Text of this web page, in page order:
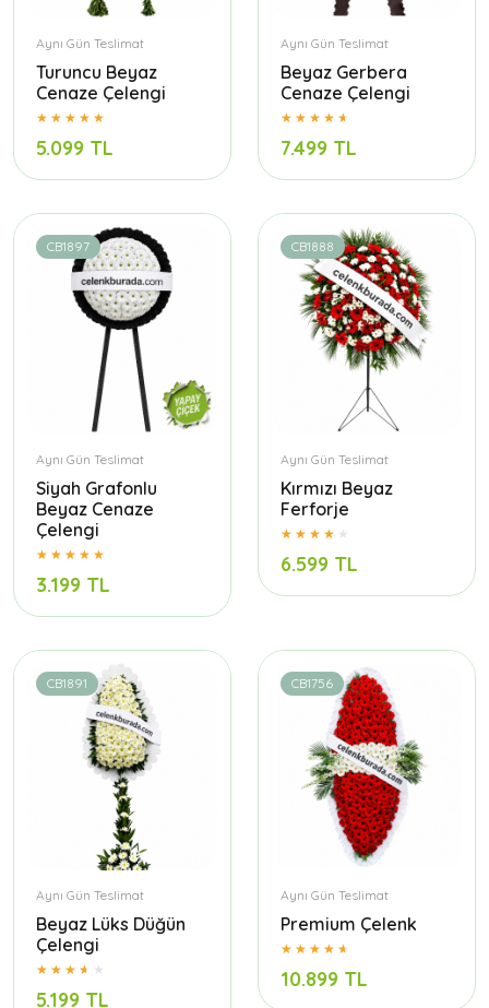
Aynı Gün Teslimat
Turuncu Beyaz
Cenaze Çelengi
5.099 TL
Aynı Gün Teslimat
Beyaz Gerbera
Cenaze Çelengi
7.499 TL
CB1897
Aynı Gün Teslimat
Siyah Grafonlu
Beyaz Cenaze
Çelengi
3.199 TL
CB1888
Aynı Gün Teslimat
Kırmızı Beyaz
Ferforje
6.599 TL
CB1891
Aynı Gün Teslimat
Beyaz Lüks Düğün
Çelengi
5.199 TL
CB1756
Aynı Gün Teslimat
Premium Çelenk
10.899 TL